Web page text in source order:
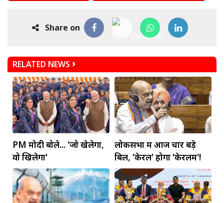
Share on
RELATED NEWS
PM मोदी बोले... 'जो खेलेगा,
वो खिलेगा'
लोकसभा में आज चार बड़े
बिल, 'केरल' होगा 'केरलम'!